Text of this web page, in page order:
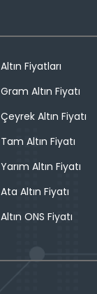
Altın Fiyatları
Gram Altın Fiyatı
Çeyrek Altın Fiyatı
Tam Altın Fiyatı
Yarım Altın Fiyatı
Ata Altın Fiyatı
Altın ONS Fiyatı